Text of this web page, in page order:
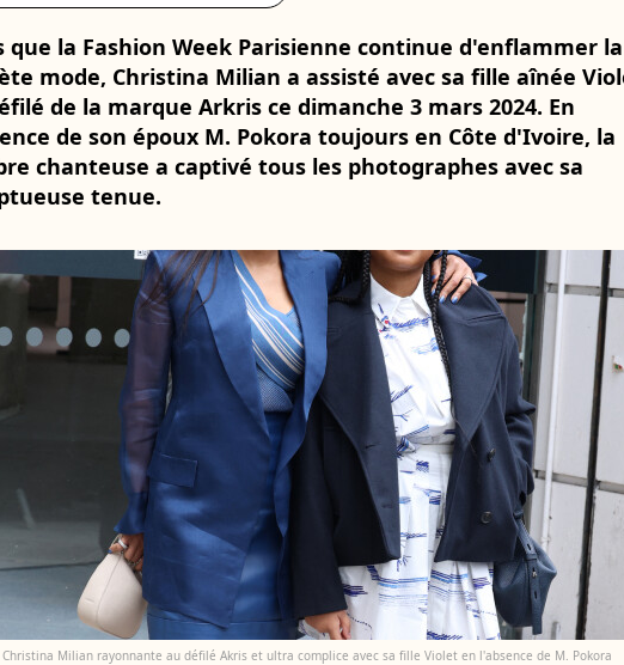
que la Fashion Week Parisienne continue d'enflammer la
mode, Christina Milian a assisté avec sa fille aînée
de la marque Arkris ce dimanche 3 mars 2024. En
de son époux M. Pokora toujours en Côte d'Ivoire, la
chanteuse a captivé tous les photographes avec sa
tenue.
Christina Milian rayonnante au défilé Akris et ultra complice avec sa fille Violet en l'absence de M. Pokora